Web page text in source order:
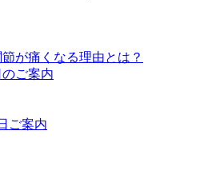
が痛くなる理由とは？
ご案内
ご案内